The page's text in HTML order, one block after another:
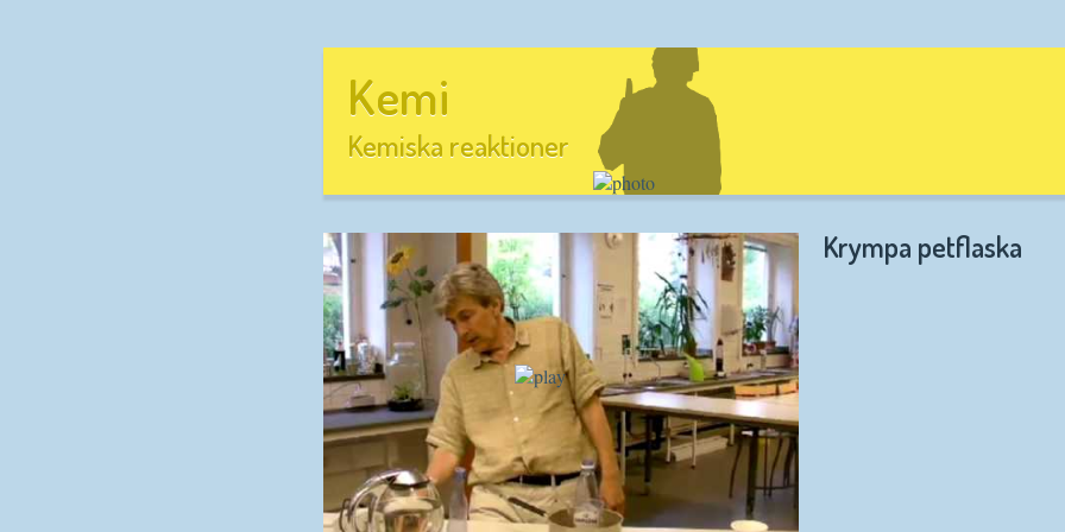
Kemi
Kemiska reaktioner
Krympa petflaska